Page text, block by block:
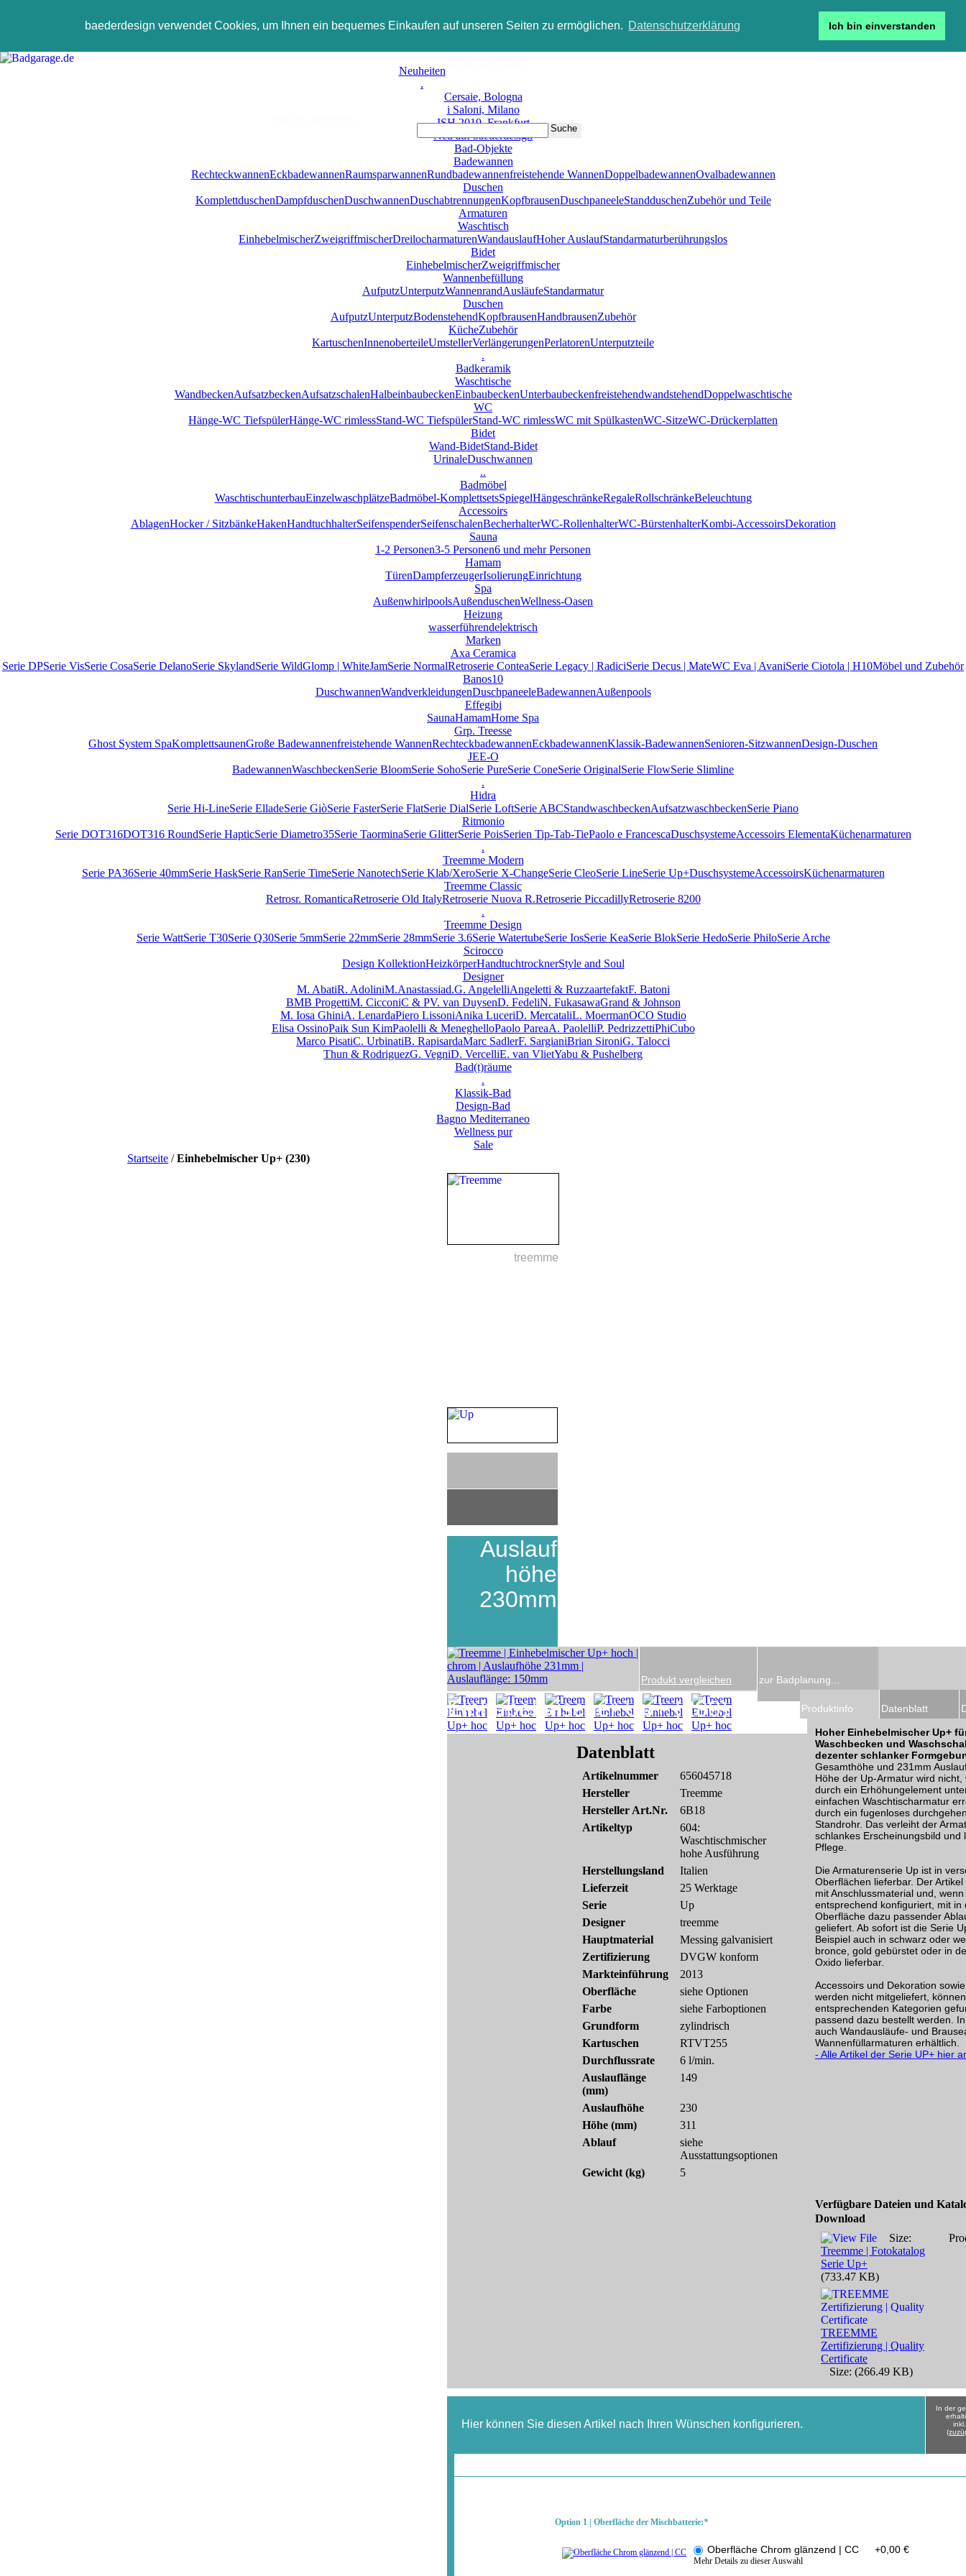
baederdesign verwendet Cookies, um Ihnen ein bequemes Einkaufen auf unseren Seiten zu ermöglichen. Datenschutzerklärung Ich bin einverstanden
Suche
Neuheiten
.
Cersaie, Bologna
i Saloni, Milano
ISH 2019, Frankfurt
Neu auf baederdesign
Bad-Objekte
Badewannen
RechteckwannenEckbadewannenRaumsparwannenRundbadewannenfreistehende WannenDoppelbadewannenOvalbadewannen
Duschen
KomplettduschenDampfduschenDuschwannenDuschabtrennungenKopfbrausenDuschpaneeleStandduschenZubehör und Teile
Armaturen
Waschtisch
EinhebelmischerZweigriffmischerDreilocharmaturenWandauslaufHoher AuslaufStandarmaturberührungslos
Bidet
EinhebelmischerZweigriffmischer
Wannenbefüllung
AufputzUnterputzWannenrandAusläufeStandarmatur
Duschen
AufputzUnterputzBodenstehendKopfbrausenHandbrausenZubehör
KücheZubehör
KartuschenInnenoberteileUmstellerVerlängerungenPerlatorenUnterputzteile
.
Badkeramik
Waschtische
WandbeckenAufsatzbeckenAufsatzschalenHalbeinbaubeckenEinbaubeckenUnterbaubeckenfreistehendwandstehendDoppelwaschtische
WC
Hänge-WC TiefspülerHänge-WC rimlessStand-WC TiefspülerStand-WC rimlessWC mit SpülkastenWC-SitzeWC-Drückerplatten
Bidet
Wand-BidetStand-Bidet
UrinaleDuschwannen
..
Badmöbel
WaschtischunterbauEinzelwaschplätzeBadmöbel-KomplettsetsSpiegelHängeschränkeRegaleRollschränkeBeleuchtung
Accessoirs
AblagenHocker / SitzbänkeHakenHandtuchhalterSeifenspenderSeifenschalenBecherhalterWC-RollenhalterWC-BürstenhalterKombi-AccessoirsDekoration
Sauna
1-2 Personen3-5 Personen6 und mehr Personen
Hamam
TürenDampferzeugerIsolierungEinrichtung
Spa
AußenwhirlpoolsAußenduschenWellness-Oasen
Heizung
wasserführendelektrisch
Marken
Axa Ceramica
Serie DPSerie VisSerie CosaSerie DelanoSerie SkylandSerie WildGlomp | WhiteJamSerie NormalRetroserie ConteaSerie Legacy | RadiciSerie Decus | MateWC Eva | AvaniSerie Ciotola | H10Möbel und Zubehör
Banos10
DuschwannenWandverkleidungenDuschpaneeleBadewannenAußenpools
Effegibi
SaunaHamamHome Spa
Grp. Treesse
Ghost System SpaKomplettsaunenGroße Badewannenfreistehende WannenRechteckbadewannenEckbadewannenKlassik-BadewannenSenioren-SitzwannenDesign-Duschen
JEE-O
BadewannenWaschbeckenSerie BloomSerie SohoSerie PureSerie ConeSerie OriginalSerie FlowSerie Slimline
.
Hidra
Serie Hi-LineSerie ElladeSerie GiòSerie FasterSerie FlatSerie DialSerie LoftSerie ABCStandwaschbeckenAufsatzwaschbeckenSerie Piano
Ritmonio
Serie DOT316DOT316 RoundSerie HapticSerie Diametro35Serie TaorminaSerie GlitterSerie PoisSerien Tip-Tab-TiePaolo e FrancescaDuschsystemeAccessoirs ElementaKüchenarmaturen
.
Treemme Modern
Serie PA36Serie 40mmSerie HaskSerie RanSerie TimeSerie NanotechSerie Klab/XeroSerie X-ChangeSerie CleoSerie LineSerie Up+DuschsystemeAccessoirsKüchenarmaturen
Treemme Classic
Retrosr. RomanticaRetroserie Old ItalyRetroserie Nuova R.Retroserie PiccadillyRetroserie 8200
.
Treemme Design
Serie WattSerie T30Serie Q30Serie 5mmSerie 22mmSerie 28mmSerie 3.6Serie WatertubeSerie IosSerie KeaSerie BlokSerie HedoSerie PhiloSerie Arche
Scirocco
Design KollektionHeizkörperHandtuchtrocknerStyle and Soul
Designer
M. AbatiR. AdoliniM.Anastassiad.G. AngelelliAngeletti & RuzzaartefaktF. Batoni
BMB ProgettiM. CicconiC & PV. van DuysenD. FedeliN. FukasawaGrand & Johnson
M. Iosa GhiniA. LenardaPiero LissoniAnika LuceriD. MercataliL. MoermanOCO Studio
Elisa OssinoPaik Sun KimPaolelli & MeneghelloPaolo PareaA. PaolelliP. PedrizzettiPhiCubo
Marco PisatiC. UrbinatiB. RapisardaMarc SadlerF. SargianiBrian SironiG. Talocci
Thun & RodriguezG. VegniD. VercelliE. van VlietYabu & Pushelberg
Bad(t)räume
.
Klassik-Bad
Design-Bad
Bagno Mediterraneo
Wellness pur
Sale
Startseite /Einhebelmischer Up+ (230)
treemme
Auslauf
höhe
230mm
Einhebelmischer Up+ (230)
Produkt vergleichen zur Badplanung...
Produktinfo Datenblatt
Hoher Einhebelmischer Up+
Waschbecken und
dezenter schlanker
Gesamthöhe und 231mm
Höhe der Up-Armatur wird nicht,
durch ein Erhöhungelement
einfachen Waschtischarmatur
durch ein fugenloses
Standrohr. Das verleiht der
schlankes Erscheinungsbild und
Pflege.
Die Armaturenserie Up ist in
Oberflächen lieferbar. Der
mit Anschlussmaterial und,
entsprechend konfiguriert, mit in
Oberfläche dazu passender
geliefert. Ab sofort ist die Serie
Beispiel auch in schwarz oder
bronce, gold gebürstet oder in
Oxido lieferbar.
Accessoirs und Dekoration
werden nicht mitgeliefert,
entsprechenden Kategorien
passend dazu bestellt werden.
auch Wandausläufe- und
Wannenfüllarmaturen erhältlich.
- Alle Artikel der Serie UP+ hier
Datenblatt
Artikelnummer
656045718
Hersteller
Treemme
Hersteller Art.Nr.
6B18
Artikeltyp
604:
Waschtischmischer
hohe Ausführung
Herstellungsland
Italien
Lieferzeit
25 Werktage
Serie
Up
Designer
treemme
Hauptmaterial
Messing galvanisiert
Zertifizierung
DVGW konform
Markteinführung
2013
Oberfläche
siehe Optionen
Farbe
siehe Farboptionen
Grundform
zylindrisch
Kartuschen
RTVT255
Durchflussrate
6 l/min.
Auslauflänge
(mm)
149
Auslaufhöhe
230
Höhe (mm)
311
Ablauf
siehe
Ausstattungsoptionen
Gewicht (kg)
5
Verfügbare Dateien und
Download
Treemme | Fotokatalog
Serie Up+
Size:
(733.47 KB)
TREEMME
Zertifizierung | Quality
Certificate
Size: (266.49 KB)
Hier können Sie diesen Artikel nach Ihren Wünschen konfigurieren.
In der
Option 1 | Oberfläche der Mischbatterie:*
Oberfläche Chrom glänzend | CC +0,00 €
Mehr Details zu dieser Auswahl